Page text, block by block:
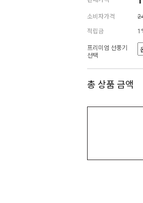
소비자가격
적립금
프리미엄 선풍기
선택
총 상품 금액